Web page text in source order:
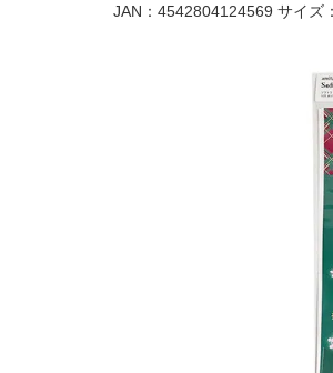
JAN：4542804124569 サイズ